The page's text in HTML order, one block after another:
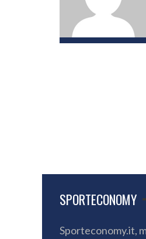
SPORTECONOMY
Sporteconomy.it,